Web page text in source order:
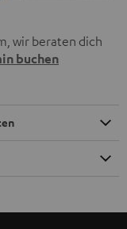
wir beraten dich
buchen